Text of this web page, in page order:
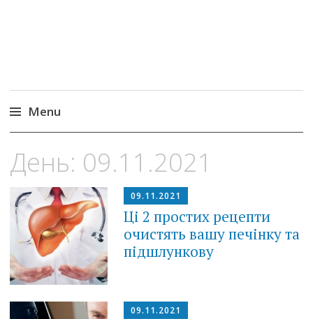
Menu
to
content
День: 09.11.2021
09.11.2021
Ці 2 простих рецепти
очистять вашу печінку та
підшлункову
09.11.2021